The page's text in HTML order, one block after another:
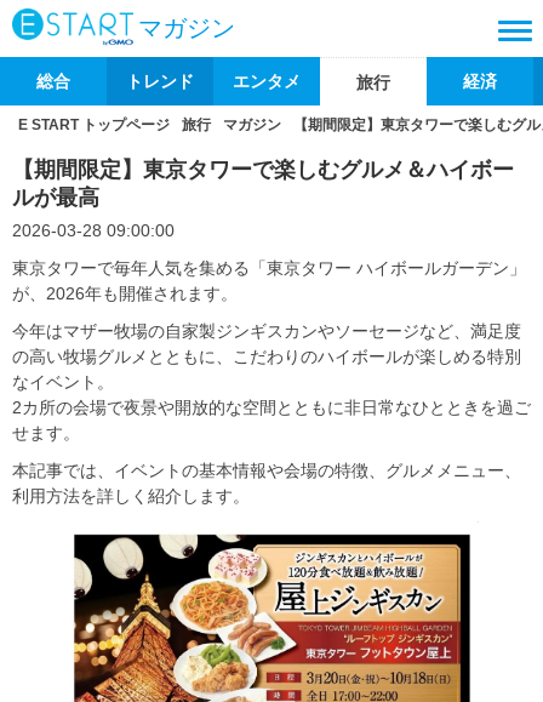
マガジン
総合 トレンド エンタメ 旅行 経済
E START トップページ 旅行 マガジン 【期間限定】東京タワーで楽しむグ
【期間限定】東京タワーで楽しむグルメ＆ハイボー
ルが最高
2026-03-28 09:00:00
東京タワーで毎年人気を集める「東京タワー ハイボールガーデン」
が、2026年も開催されます。
今年はマザー牧場の自家製ジンギスカンやソーセージなど、満足度
の高い牧場グルメとともに、こだわりのハイボールが楽しめる特別
なイベント。
2カ所の会場で夜景や開放的な空間とともに非日常なひとときを過ご
せます。
本記事では、イベントの基本情報や会場の特徴、グルメメニュー、
利用方法を詳しく紹介します。